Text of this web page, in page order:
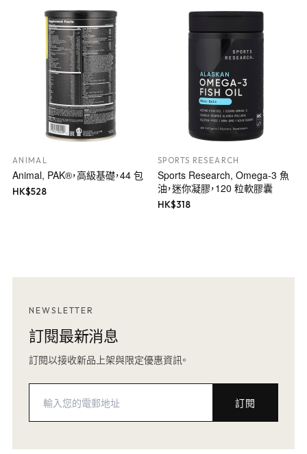
ANIMAL
Animal, PAK®，高級基礎，44 包
HK$528
SPORTS RESEARCH
Sports Research, Omega-3 魚
油，迷你凝膠，120 粒軟膠囊
HK$318
NEWSLETTER
訂閱最新消息
訂閱以接收新品上架與限定優惠資訊。
訂閱